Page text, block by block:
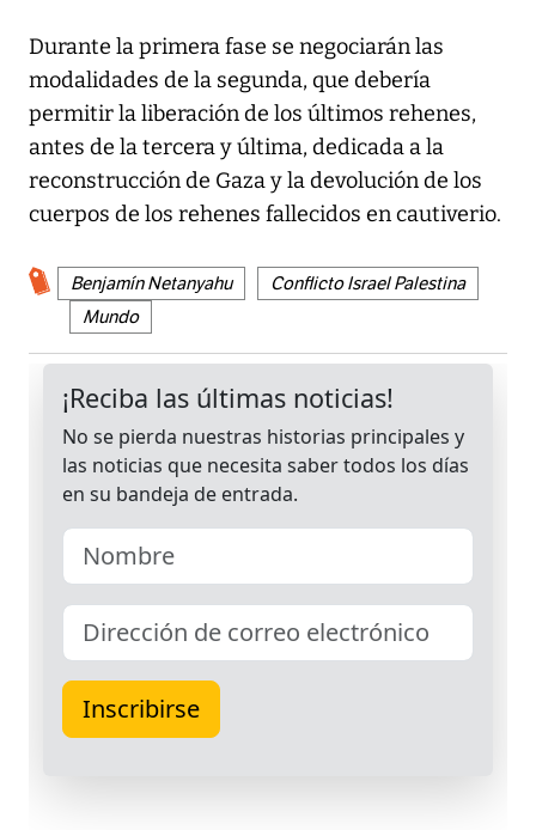
Durante la primera fase se negociarán las
modalidades de la segunda, que debería
permitir la liberación de los últimos rehenes,
antes de la tercera y última, dedicada a la
reconstrucción de Gaza y la devolución de los
cuerpos de los rehenes fallecidos en cautiverio.
Benjamín Netanyahu
Conflicto Israel Palestina
Mundo